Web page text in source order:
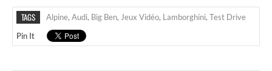
TAGS Alpine, Audi, Big Ben, Jeux Vidéo, Lamborghini, Test Drive
Pin It